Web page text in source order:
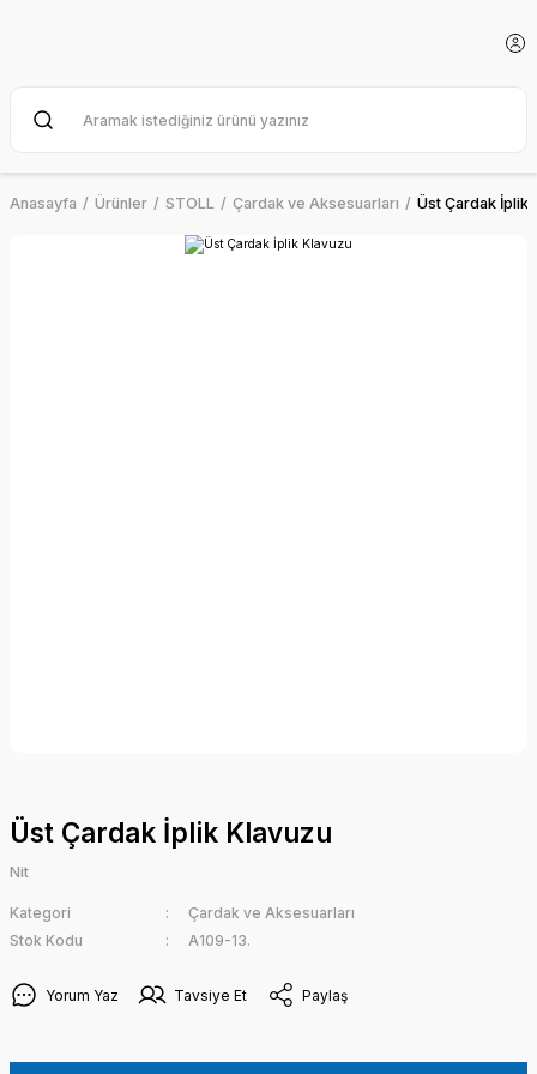
Anasayfa Ürünler STOLL Çardak ve Aksesuarları Üst Çardak İplik
Üst Çardak İplik Klavuzu
Nit
Kategori
Çardak ve Aksesuarları
Stok Kodu
A109-13.
Yorum Yaz Tavsiye Et Paylaş